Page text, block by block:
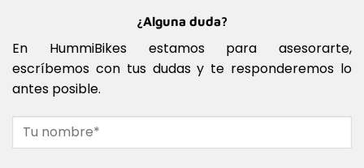
¿Alguna duda?
En HummiBikes estamos para asesorarte,
escríbemos con tus dudas y te responderemos lo
antes posible.